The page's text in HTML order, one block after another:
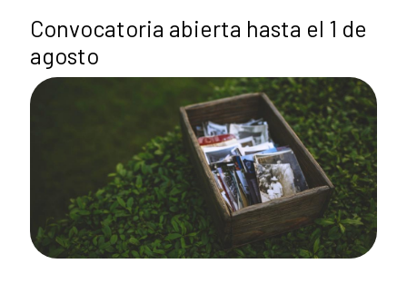
Convocatoria abierta hasta el 1 de
agosto